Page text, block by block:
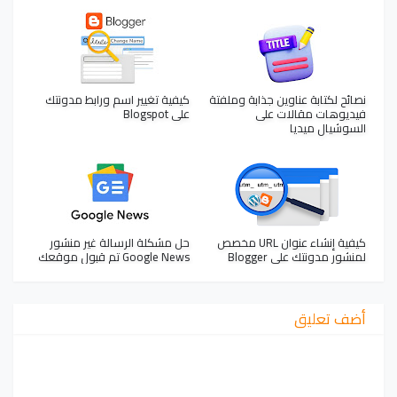
نصائح لكتابة عناوين جذابة وملفتة
فيديوهات مقالات على
السوشيال ميديا
كيفية تغيير اسم ورابط مدونتك
على Blogspot
كيفية إنشاء عنوان URL مخصص
لمنشور مدونتك على Blogger
حل مشكلة الرسالة غير منشور
Google News تم قبول موقعك
أضف تعليق